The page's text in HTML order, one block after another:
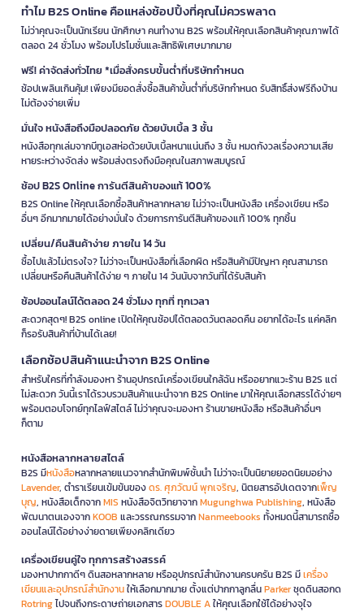
ทำไม B2S Online คือแหล่งช้อปปิ้งที่คุณไม่ควรพลาด
ไม่ว่าคุณจะเป็นนักเรียน นักศึกษา คนทำงาน B2S พร้อมให้คุณเลือกสินค้าคุณภาพได้
ตลอด 24 ชั่วโมง พร้อมโปรโมชั่นและสิทธิพิเศษมากมาย
ฟรี! ค่าจัดส่งทั่วไทย *เมื่อสั่งครบขั้นต่ำที่บริษัทกำหนด
ช้อปเพลินเกินคุ้ม! เพียงมียอดสั่งซื้อสินค้าขั้นต่ำที่บริษัทกำหนด รับสิทธิ์ส่งฟรีถึงบ้าน
ไม่ต้องจ่ายเพิ่ม
มั่นใจ หนังสือถึงมือปลอดภัย ด้วยบับเบิ้ล 3 ชั้น
หนังสือทุกเล่มจากบีทูเอสห่อด้วยบับเบิ้ลหนาแน่นถึง 3 ชั้น หมดกังวลเรื่องความเสีย
หายระหว่างจัดส่ง พร้อมส่งตรงถึงมือคุณในสภาพสมบูรณ์
ช้อป B2S Online การันตีสินค้าของแท้ 100%
B2S Online ให้คุณเลือกซื้อสินค้าหลากหลาย ไม่ว่าจะเป็นหนังสือ เครื่องเขียน หรือ
อื่นๆ อีกมากมายได้อย่างมั่นใจ ด้วยการการันตีสินค้าของแท้ 100% ทุกชิ้น
เปลี่ยน/คืนสินค้าง่าย ภายใน 14 วัน
ซื้อไปแล้วไม่ตรงใจ? ไม่ว่าจะเป็นหนังสือที่เลือกผิด หรือสินค้ามีปัญหา คุณสามารถ
เปลี่ยนหรือคืนสินค้าได้ง่าย ๆ ภายใน 14 วันนับจากวันที่ได้รับสินค้า
ช้อปออนไลน์ได้ตลอด 24 ชั่วโมง ทุกที่ ทุกเวลา
สะดวกสุดๆ! B2S online เปิดให้คุณช้อปได้ตลอดวันตลอดคืน อยากได้อะไร แค่คลิก
ก็รอรับสินค้าที่บ้านได้เลย!
เลือกช้อปสินค้าแนะนำจาก B2S Online
สำหรับใครที่กำลังมองหา ร้านอุปกรณ์เครื่องเขียนใกล้ฉัน หรืออยากแวะร้าน B2S แต่
ไม่สะดวก วันนี้เราได้รวบรวมสินค้าแนะนำจาก B2S Online มาให้คุณเลือกสรรได้ง่ายๆ
พร้อมตอบโจทย์ทุกไลฟ์สไตล์ ไม่ว่าคุณจะมองหา ร้านขายหนังสือ หรือสินค้าอื่นๆ
ก็ตาม
หนังสือหลากหลายสไตล์
B2S มีหนังสือหลากหลายแนวจากสำนักพิมพ์ชั้นนำ ไม่ว่าจะเป็นนิยายยอดนิยมอย่าง
Lavender, ตำราเรียนเข้มข้นของดร. ศุภวัฒน์ พุกเจริญ, นิตยสารอัปเดตจากเพ็ญ
บุญ, หนังสือเด็กจากMIS หนังสือจิตวิทยาจากMugunghwa Publishing, หนังสือ
พัฒนาตนเองจากKOOB และวรรณกรรมจากNanmeebooks ทั้งหมดนี้สามารถซื้อ
ออนไลน์ได้อย่างง่ายดายเพียงคลิกเดียว
เครื่องเขียนคู่ใจ ทุกการสร้างสรรค์
มองหาปากกาดีๆ ดินสอหลากหลาย หรืออุปกรณ์สำนักงานครบครัน B2S มีเครื่อง
เขียนและอุปกรณ์สำนักงานให้เลือกมากมาย ตั้งแต่ปากกาลูกลื่นParkerชุดดินสอกด
Rotringไปจนถึงกระดาษถ่ายเอกสารDOUBLE Aให้คุณเลือกใช้ได้อย่างจุใจ